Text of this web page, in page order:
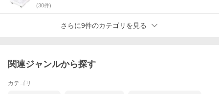
(30件)
さらに9件のカテゴリを見る
関連ジャンルから探す
カテゴリ